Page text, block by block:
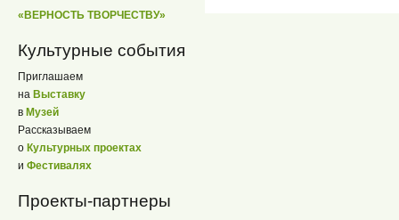
«ВЕРНОСТЬ ТВОРЧЕСТВУ»
Культурные события
Приглашаем
на Выставку
в Музей
Рассказываем
о Культурных проектах
и Фестивалях
Проекты-партнеры